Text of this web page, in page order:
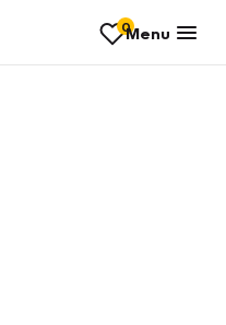
0Menu